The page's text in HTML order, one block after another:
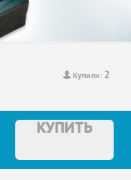
Купили: 2
КУПИТЬ